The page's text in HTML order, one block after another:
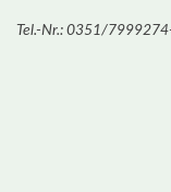
Tel.-Nr.: 0351/